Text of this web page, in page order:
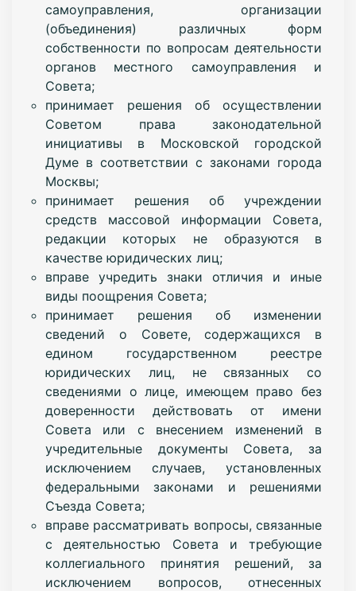
самоуправления, организации
(объединения) различных форм
собственности по вопросам деятельности
органов местного самоуправления и
Совета;
принимает решения об осуществлении
Советом права законодательной
инициативы в Московской городской
Думе в соответствии с законами города
Москвы;
принимает решения об учреждении
средств массовой информации Совета,
редакции которых не образуются в
качестве юридических лиц;
вправе учредить знаки отличия и иные
виды поощрения Совета;
принимает решения об изменении
сведений о Совете, содержащихся в
едином государственном реестре
юридических лиц, не связанных со
сведениями о лице, имеющем право без
доверенности действовать от имени
Совета или с внесением изменений в
учредительные документы Совета, за
исключением случаев, установленных
федеральными законами и решениями
Съезда Совета;
вправе рассматривать вопросы, связанные
с деятельностью Совета и требующие
коллегиального принятия решений, за
исключением вопросов, отнесенных